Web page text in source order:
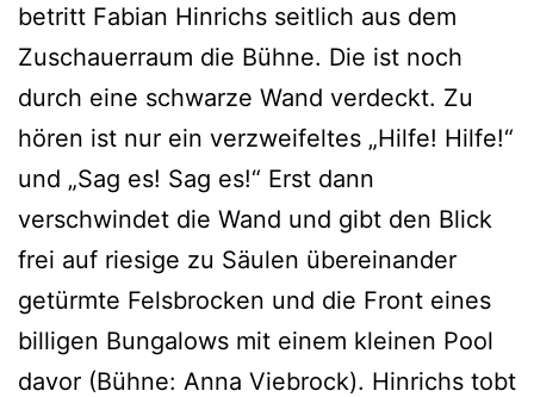
betritt Fabian Hinrichs seitlich aus dem
Zuschauerraum die Bühne. Die ist noch
durch eine schwarze Wand verdeckt. Zu
hören ist nur ein verzweifeltes „Hilfe! Hilfe!“
und „Sag es! Sag es!“ Erst dann
verschwindet die Wand und gibt den Blick
frei auf riesige zu Säulen übereinander
getürmte Felsbrocken und die Front eines
billigen Bungalows mit einem kleinen Pool
davor (Bühne: Anna Viebrock). Hinrichs tobt